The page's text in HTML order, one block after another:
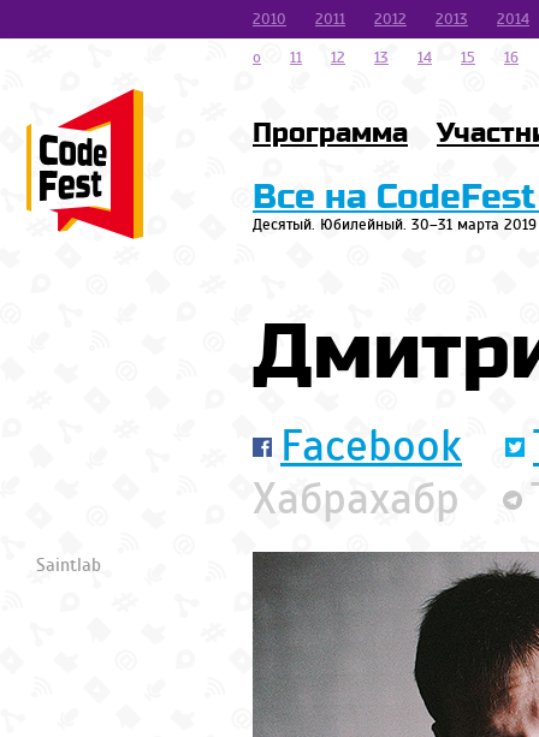
2010 2011 2012 2013
2014
o
11 12 13 14 15 16
Программа
Все на
Десятый. Юбилейный. 30–31 марта 2019
Facebook
Хабрахабр
Saintlab